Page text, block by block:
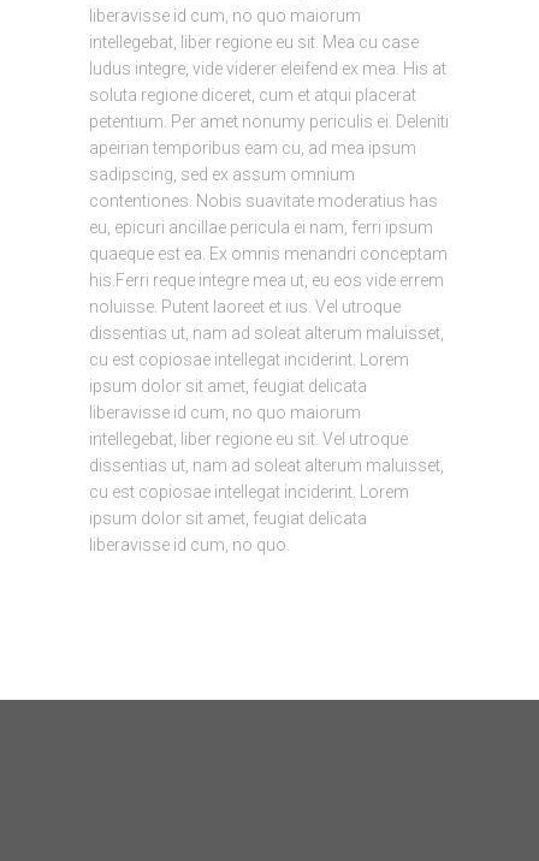
liberavisse id cum, no quo maiorum
intellegebat, liber regione eu sit. Mea cu case
ludus integre, vide viderer eleifend ex mea. His at
soluta regione diceret, cum et atqui placerat
petentium. Per amet nonumy periculis ei. Deleniti
apeirian temporibus eam cu, ad mea ipsum
sadipscing, sed ex assum omnium
contentiones. Nobis suavitate moderatius has
eu, epicuri ancillae pericula ei nam, ferri ipsum
quaeque est ea. Ex omnis menandri conceptam
his.Ferri reque integre mea ut, eu eos vide errem
noluisse. Putent laoreet et ius. Vel utroque
dissentias ut, nam ad soleat alterum maluisset,
cu est copiosae intellegat inciderint. Lorem
ipsum dolor sit amet, feugiat delicata
liberavisse id cum, no quo maiorum
intellegebat, liber regione eu sit. Vel utroque
dissentias ut, nam ad soleat alterum maluisset,
cu est copiosae intellegat inciderint. Lorem
ipsum dolor sit amet, feugiat delicata
liberavisse id cum, no quo.